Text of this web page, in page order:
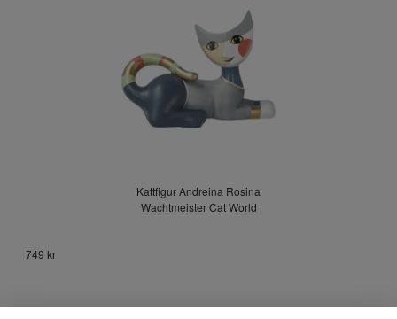
Kattfigur Andreina Rosina
Wachtmeister Cat World
749 kr